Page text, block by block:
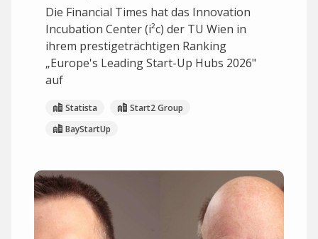
Die Financial Times hat das Innovation
Incubation Center (i²c) der TU Wien in
ihrem prestigeträchtigen Ranking
„Europe's Leading Start-Up Hubs 2026"
auf
Statista
Start2 Group
BayStartUp